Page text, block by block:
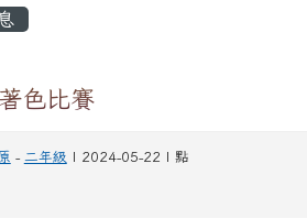
色比賽
- 二年級 | 2024-05-22 | 點